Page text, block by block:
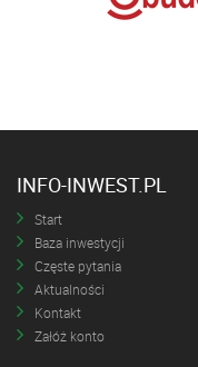
INFO-INWEST.PL
Start
Baza inwestycji
Częste pytania
Aktualności
Kontakt
Załóż konto